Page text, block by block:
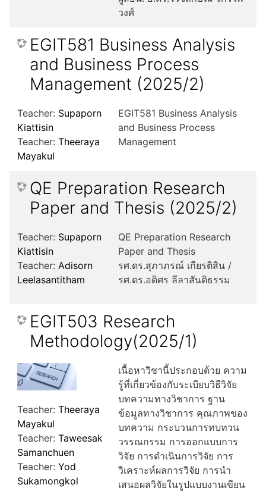
วงศ์
EGIT581 Business Analysis
and Business Process
Management (2025/2)
EGIT581 Business Analysis
and Business Process
Management
Teacher: Supaporn
Kiattisin
Teacher: Theeraya
Mayakul
QE Preparation Research
Paper and Thesis (2025/2)
QE Preparation Research
Paper and Thesis
รศ.ดร.สุภาภรณ์ เกียรติสิน /
รศ.ดร.อดิศร ลีลาสันติธรรม
Teacher: Supaporn
Kiattisin
Teacher: Adisorn
Leelasantitham
EGIT503 Research
Methodology(2025/1)
เนื้อหาวิชานี้ประกอบด้วย ความ
รู้ที่เกี่ยวข้องกับระเบียบวิธีวิจัย
บทความทางวิชาการ ฐาน
ข้อมูลทางวิชาการ คุณภาพของ
บทความ กระบวนการทบทวน
วรรณกรรม การออกแบบการ
วิจัย การดำเนินการวิจัย การ
วิเคราะห์ผลการวิจัย การนำ
เสนอผลวิจัยในรูปแบบงานเขียน
Teacher: Theeraya
Mayakul
Teacher: Taweesak
Samanchuen
Teacher: Yod
Sukamongkol